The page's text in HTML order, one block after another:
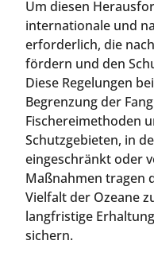
Um diesen
internationale und
erforderlich, die
fördern und den
Diese Regelungen
Begrenzung der
Fischereimethoden
Schutzgebieten, in
eingeschränkt oder
Maßnahmen tragen
Vielfalt der Ozeane
langfristige
sichern.